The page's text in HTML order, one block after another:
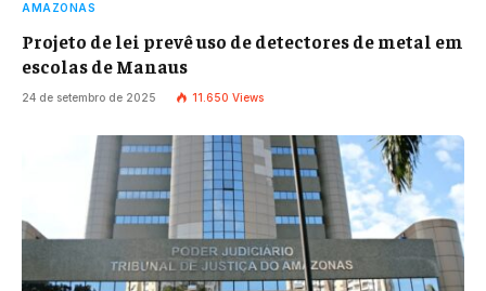
AMAZONAS
Projeto de lei prevê uso de detectores de metal em
escolas de Manaus
24 de setembro de 2025 11.650 Views